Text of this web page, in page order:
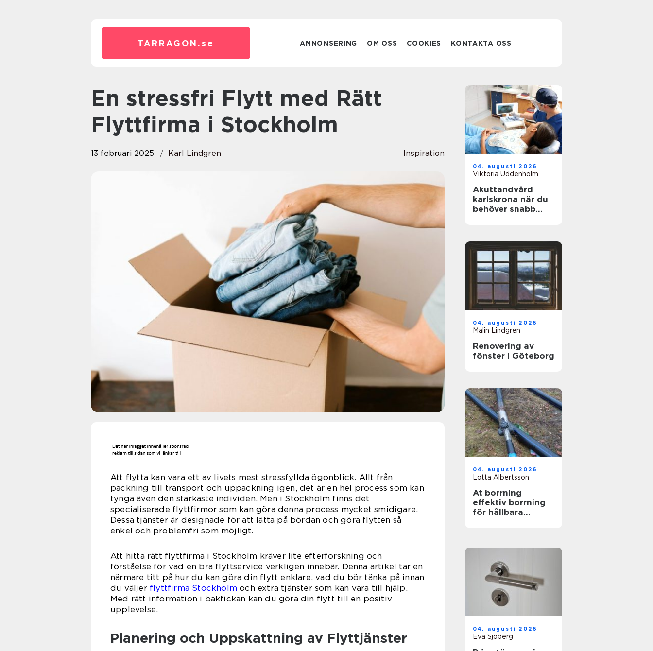
TARRAGON. se ANNONSERING OM OSS COOKIES KONTAKTA OSS
En stressfri Flytt med Rätt
Flyttfirma i Stockholm
13 februari 2025 Karl Lindgren Inspiration
Att flytta kan vara ett av livets mest stressfyllda ögonblick. Allt från
packning till transport och uppackning igen, det är en hel process som kan
tynga även den starkaste individen. Men i Stockholm finns det
specialiserade flyttfirmor som kan göra denna process mycket smidigare.
Dessa tjänster är designade för att lätta på bördan och göra flytten så
enkel och problemfri som möjligt.
Att hitta rätt flyttfirma i Stockholm kräver lite efterforskning och
förståelse för vad en bra flyttservice verkligen innebär. Denna artikel tar en
närmare titt på hur du kan göra din flytt enklare, vad du bör tänka på innan
du väljer flyttfirma Stockholm och extra tjänster som kan vara till hjälp.
Med rätt information i bakfickan kan du göra din flytt till en positiv
upplevelse.
Planering och Uppskattning av Flyttjänster
04. augusti 2026
Viktoria Uddenholm
Akuttandvård
karlskrona när du
behöver snabb
04. augusti 2026
Malin Lindgren
Renovering av
fönster i Göteborg
04. augusti 2026
Lotta Albertsson
At borrning
effektiv borrning
för hållbara
04. augusti 2026
Eva Sjöberg